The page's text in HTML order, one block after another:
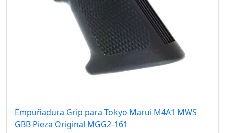
Empuñadura Grip para Tokyo Marui M4A1 MWS
GBB Pieza Original MGG2-161